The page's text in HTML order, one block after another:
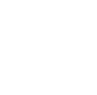
€74,99